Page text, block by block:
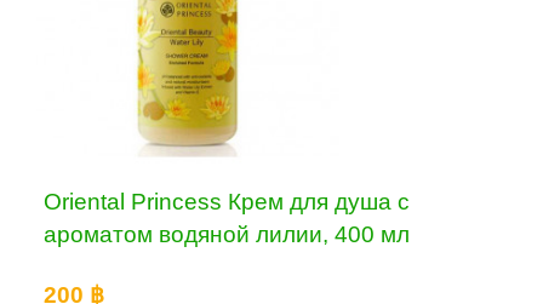
Oriental Princess Крем для душа с
ароматом водяной лилии, 400 мл
200 ฿